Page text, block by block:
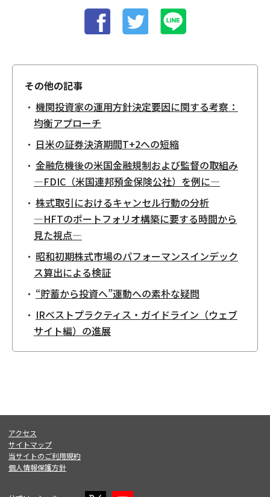
その他の記事
機関投資家の運用方針決定要因に関する考察：
均衡アプローチ
日米の証券決済期間T+2への短縮
金融危機後の米国金融規制および監督の取組み
—FDIC（米国連邦預金保険公社）を例に—
株式取引におけるキャンセル行動の分析
—HFTのポートフォリオ構築に要する時間から
見た視点—
昭和初期株式市場のパフォーマンスインデック
ス算出による検証
“貯蓄から投資へ”運動への素朴な疑問
IRベストプラクティス・ガイドライン（ウェブ
サイト編）の進展
アクセス
サイトマップ
当サイトのご利用規約
個人情報保護方針